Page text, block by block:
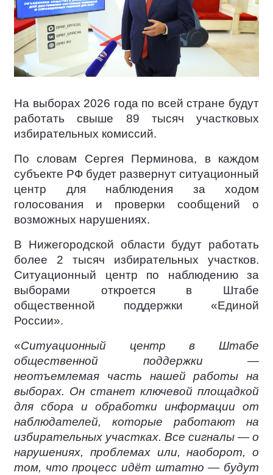
На выборах 2026 года по всей стране будут
работать свыше 89 тысяч участковых
избирательных комиссий.
По словам Сергея Перминова, в каждом
субъекте РФ будет развернут ситуационный
центр для наблюдения за ходом
голосования и проверки сообщений о
возможных нарушениях.
В Нижегородской области будут работать
более 2 тысяч избирательных участков.
Ситуационный центр по наблюдению за
выборами откроется в Штабе
общественной поддержки «Единой
России».
«Ситуационный центр в Штабе
общественной поддержки —
неотъемлемая часть нашей работы на
выборах. Он станет ключевой площадкой
для сбора и обработки информации от
наблюдателей, которые работают на
избирательных участках. Все сигналы — о
нарушениях, проблемах или, наоборот, о
том, что процесс идёт штатно — будут